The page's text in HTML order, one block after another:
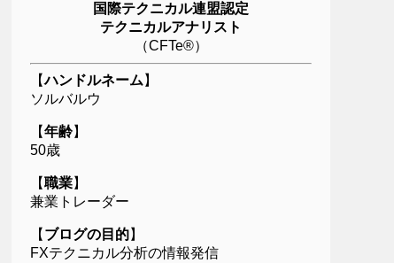
国際テクニカル連盟認定
テクニカルアナリスト
（CFTe®）
【ハンドルネーム 】
ソルバルウ
【年齢】
50歳
【職業】
兼業トレーダー
【 ブログの目的】
FXテクニカル分析の情報発信